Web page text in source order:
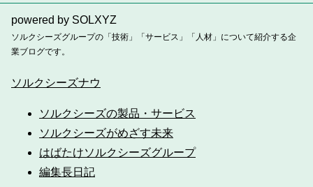
powered by SOLXYZ
ソルクシーズグループの「技術」「サービス」「人材」について紹介する企
業ブログです。
ソルクシーズナウ
ソルクシーズの製品・サービス
ソルクシーズがめざす未来
はばたけソルクシーズグループ
編集長日記